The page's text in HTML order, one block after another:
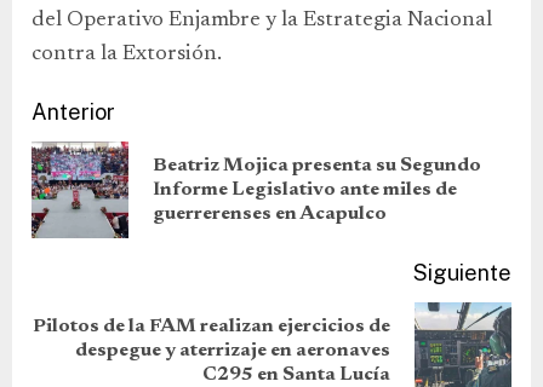
del Operativo Enjambre y la Estrategia Nacional
contra la Extorsión.
Anterior
Beatriz Mojica presenta su Segundo
Informe Legislativo ante miles de
guerrerenses en Acapulco
Siguiente
Pilotos de la FAM realizan ejercicios de
despegue y aterrizaje en aeronaves
C295 en Santa Lucía